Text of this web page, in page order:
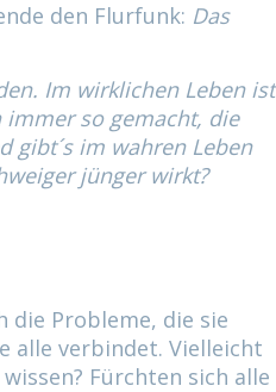
den Flurfunk: Das
Im wirklichen Leben ist
immer so gemacht, die
gibt´s im wahren Leben
jünger wirkt?
die Probleme, die sie
alle verbindet. Vielleicht
Fürchten sich alle